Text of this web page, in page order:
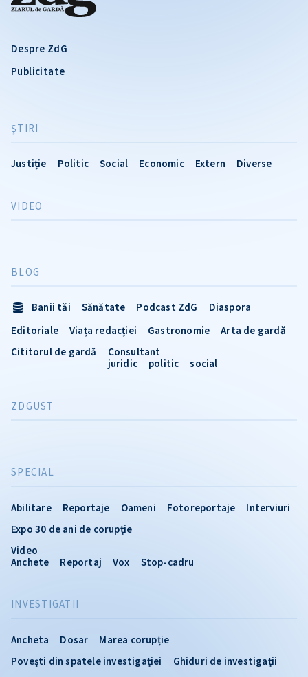
Despre ZdG
Publicitate
ŞTIRI
Justiție Politic Social Economic Extern Diverse
INVESTIGATII
Ancheta Dosar
Marea corupție
Povești din spatele investigației
Ghiduri de investigații
VIDEO
SPECIAL
Abilitare Reportaje Oameni Fotoreportaje
Interviuri
Expo 30 de ani de corupție
Video
Anchete
Reportaj Vox Stop-cadru
BLOG
Banii tăi Sănătate Podcast ZdG
Diaspora
Editoriale
Viața redacției Gastronomie
Arta de gardă
Cititorul de gardă
Consultant
juridic
politic social
ZDGUST